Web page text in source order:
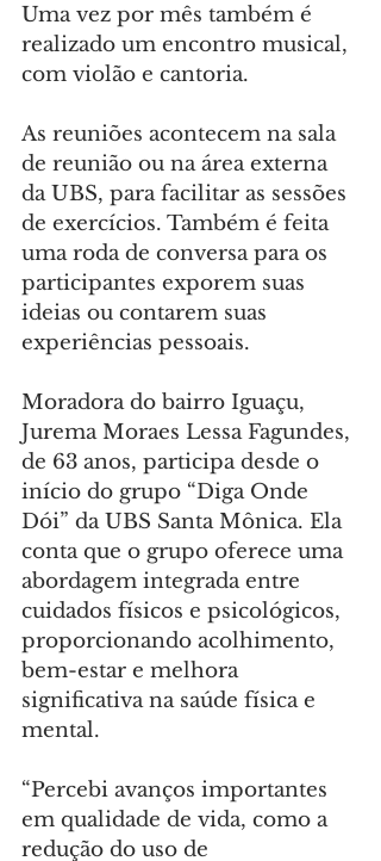
Uma vez por mês também é
realizado um encontro musical,
com violão e cantoria.
As reuniões acontecem na sala
de reunião ou na área externa
da UBS, para facilitar as sessões
de exercícios. Também é feita
uma roda de conversa para os
participantes exporem suas
ideias ou contarem suas
experiências pessoais.
Moradora do bairro Iguaçu,
Jurema Moraes Lessa Fagundes,
de 63 anos, participa desde o
início do grupo “Diga Onde
Dói” da UBS Santa Mônica. Ela
conta que o grupo oferece uma
abordagem integrada entre
cuidados físicos e psicológicos,
proporcionando acolhimento,
bem-estar e melhora
significativa na saúde física e
mental.
“Percebi avanços importantes
em qualidade de vida, como a
redução do uso de